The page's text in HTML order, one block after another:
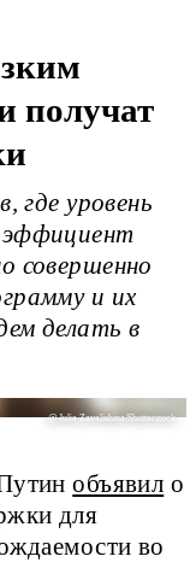
получат
где уровень
совершенно
и их
делать в
@ Julia Zavalishina/Shutterstock
объявил о
для
во